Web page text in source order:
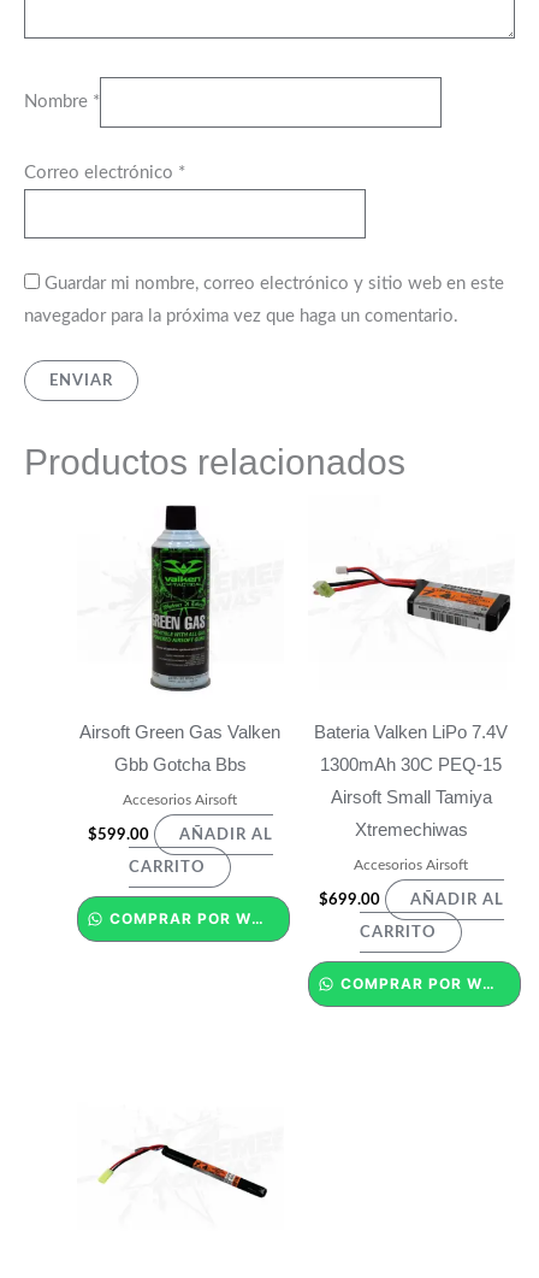
Nombre *
Correo electrónico *
Guardar mi nombre, correo electrónico y sitio web en este
navegador para la próxima vez que haga un comentario.
Productos relacionados
Airsoft Green Gas Valken
Gbb Gotcha Bbs
Accesorios Airsoft
$599.00 AÑADIR AL
CARRITO
COMPRAR POR WHATSAPP
Bateria Valken LiPo 7.4V
1300mAh 30C PEQ-15
Airsoft Small Tamiya
Xtremechiwas
Accesorios Airsoft
$699.00 AÑADIR AL
CARRITO
COMPRAR POR WHATSAPP